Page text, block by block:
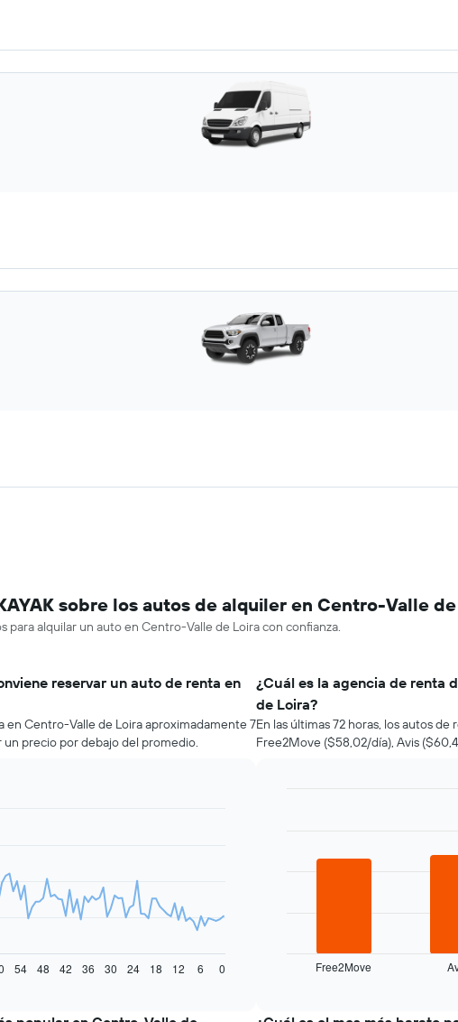
sobre los autos de alquiler en Centro-Valle
para alquilar un auto en Centro-Valle de Loira con confianza.
reservar un auto de renta en
en Centro-Valle de Loira aproximadamente 7
un precio por debajo del promedio.
30 0
54 48 42 36 24 18 12 6
¿Cuál es la agencia de renta
de Loira?
En las últimas 72 horas, los autos
Free2Move ($58,02/día), Avis
muestra
Free2Move